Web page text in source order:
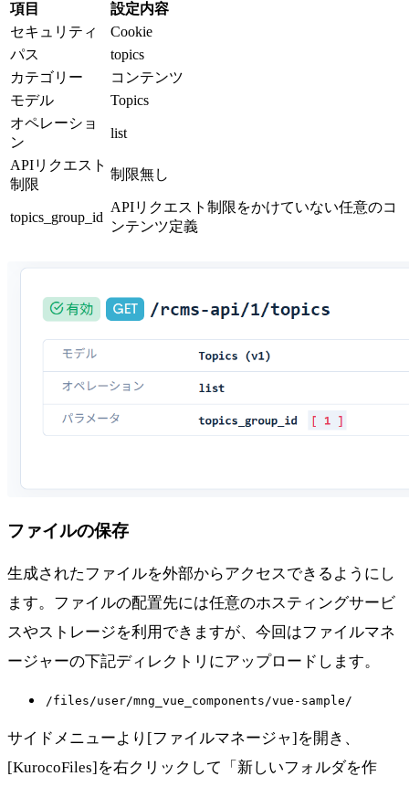
項目
設定内容
セキュリティ
Cookie
パス
topics
カテゴリー
コンテンツ
モデル
Topics
オペレーショ
ン
list
APIリクエスト
制限
制限無し
topics_group_id
APIリクエスト制限をかけていない任意のコ
ンテンツ定義
ファイルの保存
生成されたファイルを外部からアクセスできるようにし
ます。ファイルの配置先には任意のホスティングサービ
スやストレージを利用できますが、今回はファイルマネ
ージャーの下記ディレクトリにアップロードします。
/files/user/mng_vue_components/vue-sample/
サイドメニューより[ファイルマネージャ]を開き、
[KurocoFiles]を右クリックして「新しいフォルダを作